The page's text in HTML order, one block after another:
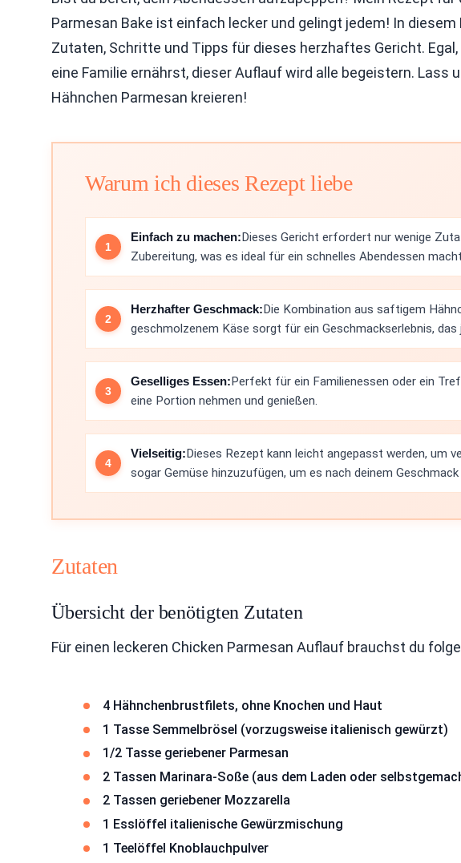
Parmesan Bake ist einfach lecker und gelingt jedem! In
Zutaten, Schritte und Tipps für dieses herzhaftes Gericht.
eine Familie ernährst, dieser Auflauf wird alle begeistern. Lass
Hähnchen Parmesan kreieren!
Warum ich dieses Rezept liebe
Einfach zu machen:Dieses Gericht erfordert nur wenige
Zubereitung, was es ideal für ein schnelles Abendessen
Herzhafter Geschmack:Die Kombination aus saftigem
geschmolzenem Käse sorgt für ein Geschmackserlebnis, das
Geselliges Essen:Perfekt für ein Familienessen oder ein
eine Portion nehmen und genießen.
Vielseitig:Dieses Rezept kann leicht angepasst werden, um
sogar Gemüse hinzuzufügen, um es nach deinem Geschmack
Zutaten
Übersicht der benötigten Zutaten
Für einen leckeren Chicken Parmesan Auflauf brauchst du
4 Hähnchenbrustfilets, ohne Knochen und Haut
1 Tasse Semmelbrösel (vorzugsweise italienisch gewürzt)
1/2 Tasse geriebener Parmesan
2 Tassen Marinara-Soße (aus dem Laden oder
2 Tassen geriebener Mozzarella
1 Esslöffel italienische Gewürzmischung
1 Teelöffel Knoblauchpulver